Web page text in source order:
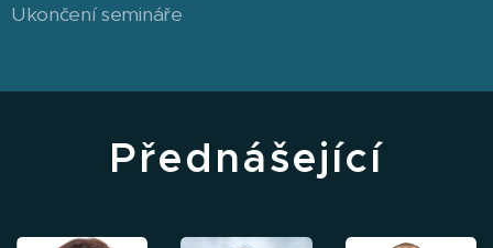
Ukončení semináře
Přednášející